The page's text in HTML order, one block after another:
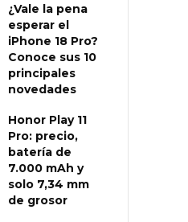
¿Vale la pena
esperar el
iPhone 18 Pro?
Conoce sus 10
principales
novedades
Honor Play 11
Pro: precio,
batería de
7.000 mAh y
solo 7,34 mm
de grosor